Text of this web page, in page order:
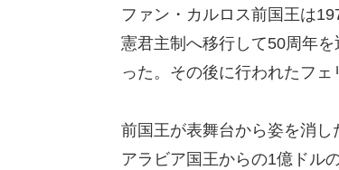
ファン・カルロス前国王は
憲君主制へ移行して50周年
った。その後に行われたフェ
前国王が表舞台から姿を消
アラビア国王からの1億ドル